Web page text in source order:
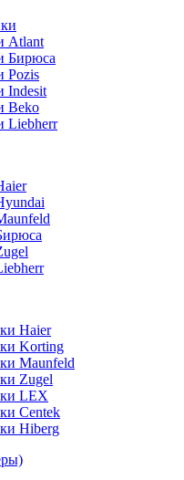
Atlant
Бирюса
Pozis
Indesit
Beko
Liebherr
Haier
Korting
Maunfeld
Zugel
LEX
Centek
Hiberg